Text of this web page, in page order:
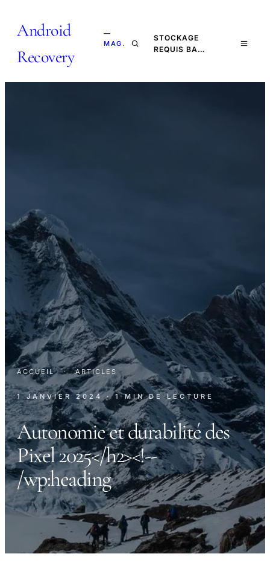
Android
Recovery
—
MAG.
STOCKAGE
REQUIS BA…
ACCUEIL · ARTICLES
1 JANVIER 2024 · 1 MIN DE LECTURE
Autonomie et durabilité des
Pixel 2025</h2><!--
/wp:heading